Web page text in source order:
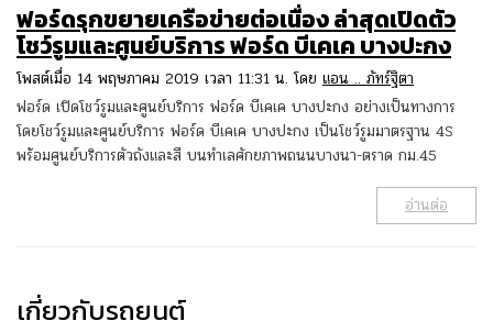
ฟอร์ดรุกขยายเครือข่ายต่อเนื่อง ล่าสุดเปิดตัว
โชว์รูมและศูนย์บริการ ฟอร์ด บีเคเค บางปะกง
โพสต์เมื่อ 14 พฤษภาคม 2019 เวลา 11:31 น. โดย แอน .. ภัทร์ฐิตา
ฟอร์ด เปิดโชว์รูมและศูนย์บริการ ฟอร์ด บีเคเค บางปะกง อย่างเป็นทางการ
โดยโชว์รูมและศูนย์บริการ ฟอร์ด บีเคเค บางปะกง เป็นโชว์รูมมาตรฐาน 4S
พร้อมศูนย์บริการตัวถังและสี บนทำเลศักยภาพถนนบางนา-ตราด กม.45
อ่านต่อ
เกี่ยวกับรถยนต์